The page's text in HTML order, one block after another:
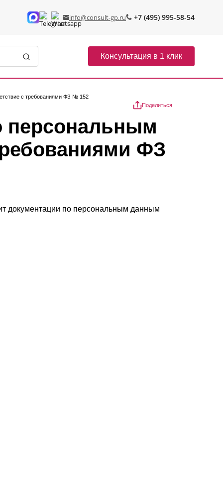
info@consult-gp.ru +7 (495) 995-58-54
Консультация в 1 клик
с требованиями ФЗ № 152
Поделиться
персональным
ФЗ